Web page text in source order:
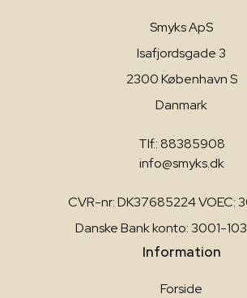
Smyks ApS
Isafjordsgade 3
2300 København S
Danmark
Tlf.: 88385908
info@smyks.dk
CVR-nr: DK37685224 VOEC:
Danske Bank konto: 3001-
Information
Forside